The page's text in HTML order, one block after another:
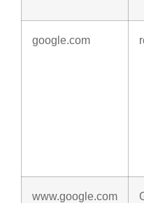
google.com
www.google.com